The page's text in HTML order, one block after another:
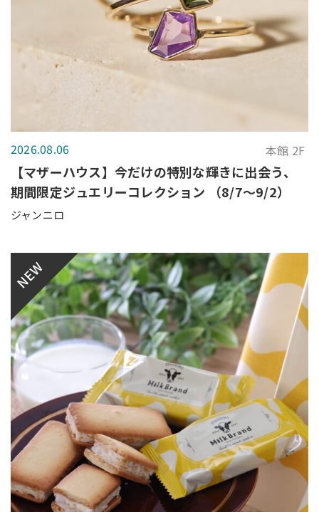
2026.08.06 本館 2F
【マザーハウス】今だけの特別な輝きに出会う、
期間限定ジュエリーコレクション （8/7～9/2）
ジャンニロ
NEW